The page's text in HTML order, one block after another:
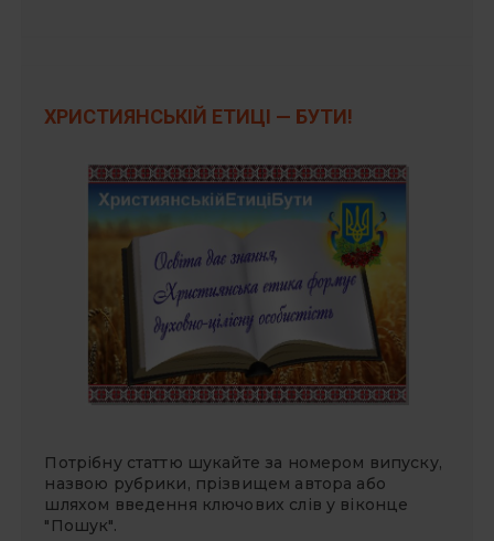
ХРИСТИЯНСЬКІЙ ЕТИЦІ — БУТИ!
Потрібну статтю шукайте за номером випуску,
назвою рубрики, прізвищем автора або
шляхом введення ключових слів у віконце
"Пошук".